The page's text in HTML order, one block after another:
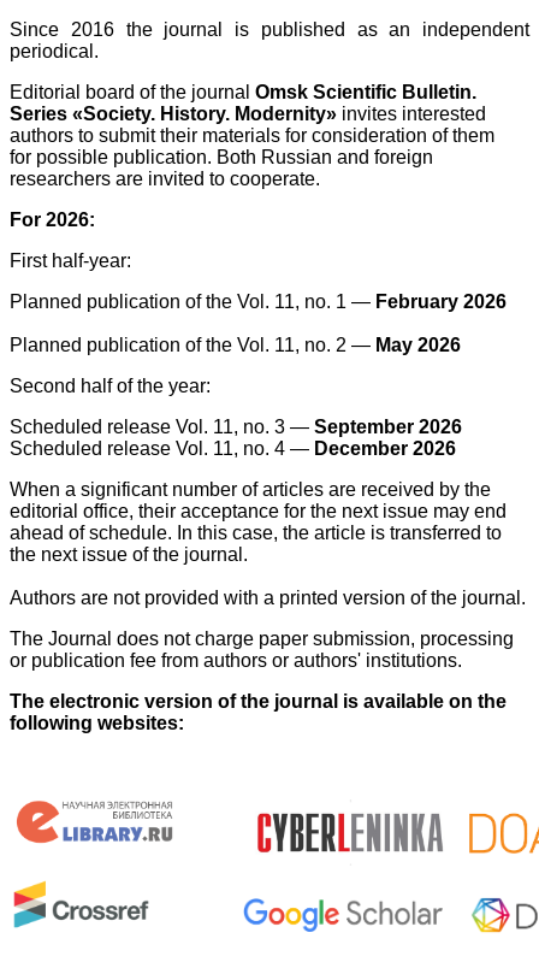
Since 2016 the journal is published as an independent
periodical.
Editorial board of the journal Omsk Scientific Bulletin.
Series «Society. History. Modernity» invites interested
authors to submit their materials for consideration of them
for possible publication. Both Russian and foreign
researchers are invited to cooperate.
For 2026:
First half-year:
Planned publication of the Vol. 11, no. 1 — February 2026
Planned publication of the Vol. 11, no. 2 — May 2026
Second half of the year:
Scheduled release Vol. 11, no. 3 — September 2026
Scheduled release Vol. 11, no. 4 — December 2026
When a significant number of articles are received by the
editorial office, their acceptance for the next issue may end
ahead of schedule. In this case, the article is transferred to
the next issue of the journal.
Authors are not provided with a printed version of the journal.
The Journal does not charge paper submission, processing
or publication fee from authors or authors' institutions.
The electronic version of the journal is available on the
following websites: